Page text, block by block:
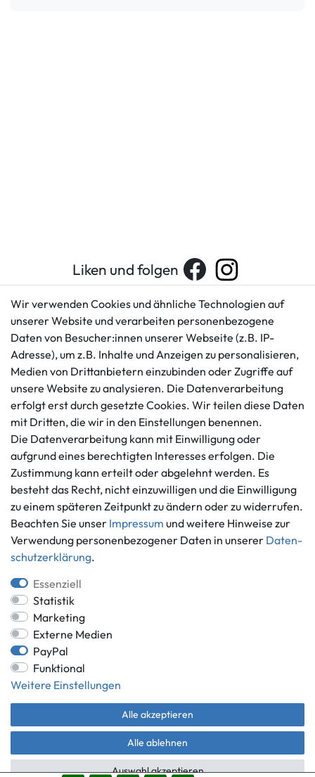
Liken und folgen
Kundenservice
+49 421 596586
Mo. - Fr. 9 - 16 Uhr
info@gameworld.de
Kontaktformular
Rechtliches
AGB
Impressum
Datenschutzerklärung
Barrierefreiheitserklärung
Widerrufs­recht
Vertrag widerrufen
Informationen
Ankauf
Über uns
Häufig gestellte Fragen
Zahlung und Versand
Batterieentsorgung
Zahlungsmöglichkeiten
*Alle Preise inkl. gesetzlicher MwSt.,
** gilt für Lieferungen innerhalb Deutschlands, Lieferzeiten für andere
Länder entnehmen Sie bitte der Schaltfläche mit den
Versandinformationen.
© Game World 2026 | Alle Rechte vorbehalten.
Wir verwenden Cookies und ähnliche Technologien auf
unserer Website und verarbeiten personenbezogene
Daten von Besucher:innen unserer Webseite (z.B. IP-
Adresse), um z.B. Inhalte und Anzeigen zu personalisieren,
Medien von Drittanbietern einzubinden oder Zugriffe auf
unsere Website zu analysieren. Die Datenverarbeitung
erfolgt erst durch gesetzte Cookies. Wir teilen diese Daten
mit Dritten, die wir in den Einstellungen benennen.
Die Datenverarbeitung kann mit Einwilligung oder
aufgrund eines berechtigten Interesses erfolgen. Die
Zustimmung kann erteilt oder abgelehnt werden. Es
besteht das Recht, nicht einzuwilligen und die Einwilligung
zu einem späteren Zeitpunkt zu ändern oder zu widerrufen.
Beachten Sie unser Impressum und weitere Hinweise zur
Verwendung personenbezogener Daten in unserer Daten­
schutz­erklärung.
Essenziell
Statistik
Marketing
Externe Medien
PayPal
Funktional
Weitere Einstellungen
Alle akzeptieren
Alle ablehnen
Auswahl akzeptieren